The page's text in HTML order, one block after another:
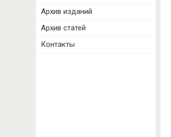
Архив изданий
Архив статей
Контакты